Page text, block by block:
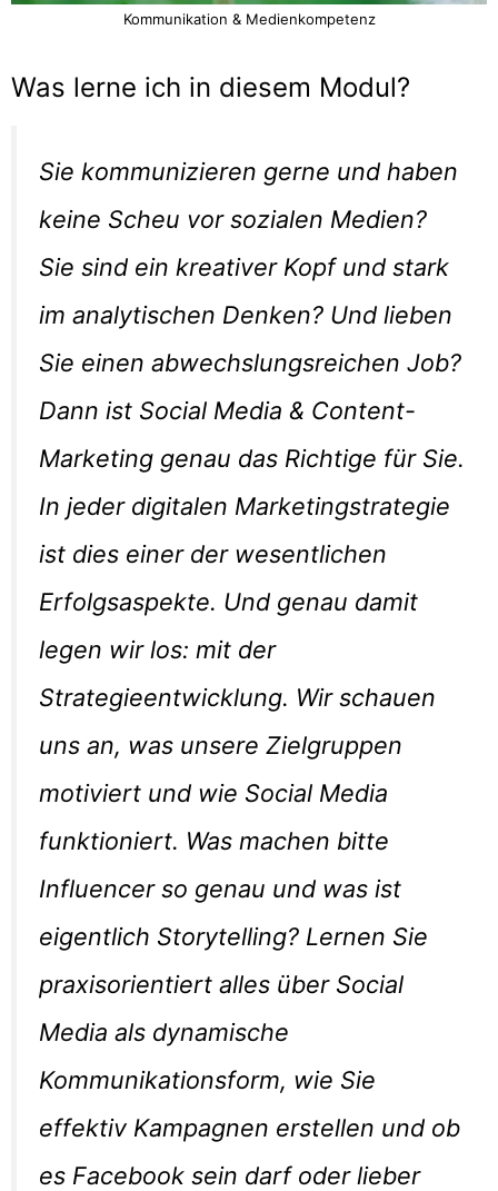
Kommunikation & Medienkompetenz
Was lerne ich in diesem Modul?
Sie kommunizieren gerne und haben
keine Scheu vor sozialen Medien?
Sie sind ein kreativer Kopf und stark
im analytischen Denken? Und lieben
Sie einen abwechslungsreichen Job?
Dann ist Social Media & Content-
Marketing genau das Richtige für Sie.
In jeder digitalen Marketingstrategie
ist dies einer der wesentlichen
Erfolgsaspekte. Und genau damit
legen wir los: mit der
Strategieentwicklung. Wir schauen
uns an, was unsere Zielgruppen
motiviert und wie Social Media
funktioniert. Was machen bitte
Influencer so genau und was ist
eigentlich Storytelling? Lernen Sie
praxisorientiert alles über Social
Media als dynamische
Kommunikationsform, wie Sie
effektiv Kampagnen erstellen und ob
es Facebook sein darf oder lieber